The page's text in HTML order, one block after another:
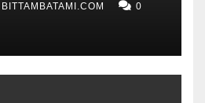
BITTAMBATAMI.COM 0